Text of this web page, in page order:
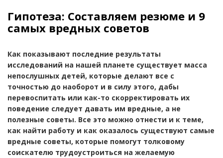
Гипотеза: Составляем резюме и 9
самых вредных советов
Как показывают последние результаты
исследований на нашей планете существует масса
непослушных детей, которые делают все с
точностью до наоборот и в силу этого, дабы
перевоспитать или как-то скорректировать их
поведение следует давать им вредные, а не
полезные советы. Все это можно отнести и к теме,
как найти работу и как оказалось существуют самые
вредные советы, которые помогут толковому
соискателю трудоустроиться на желаемую